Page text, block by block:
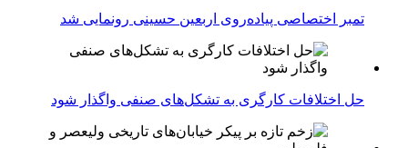
تمبر اختصاصی پیاده‌روی اربعین حسینی رونمایی شد
حل اختلافات کارگری به تشکل‌های صنفی واگذار شود